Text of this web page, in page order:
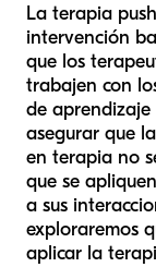
La terapia
intervención
que los
trabajen con
de
asegurar que
en terapia no
que se
a sus
exploraremos
aplicar la